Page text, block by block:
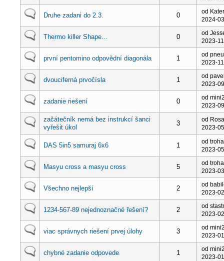
Druhe zadani do 2.3. 0
od
2024-
Thermo killer Shape... 0
od
2023-
první pentomino odpovědní diagonála 1
od
2023-
dvouciferná prvočísla 1
od
2023-
zadanie riešení 0
od
2023-
začátečník nemá bez instrukcí šanci
vyřešit úkol
3
od
2023-
DAS 5in5 samuraj 6x6 1
od
2023-
Masyu cross a masyu cross 5
od
2023-
Všechno nejlepší 2
od
2023-
1234-567-89 nejednoznačné řešení? 2
od
2023-
viac správnych riešení prvej úlohy 3
od
2023-
chybné zadanie odpovede 1
od
2023-